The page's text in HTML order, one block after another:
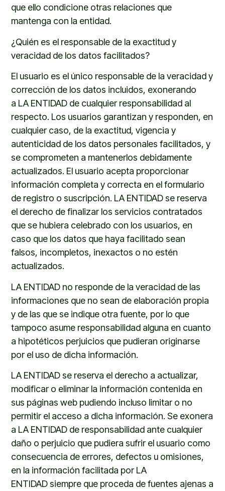
que ello condicione otras relaciones que
mantenga con la entidad.
¿Quién es el responsable de la exactitud y
veracidad de los datos facilitados?
El usuario es el único responsable de la veracidad y
corrección de los datos incluidos, exonerando
a LA ENTIDAD de cualquier responsabilidad al
respecto. Los usuarios garantizan y responden, en
cualquier caso, de la exactitud, vigencia y
autenticidad de los datos personales facilitados, y
se comprometen a mantenerlos debidamente
actualizados. El usuario acepta proporcionar
información completa y correcta en el formulario
de registro o suscripción. LA ENTIDADse reserva
el derecho de finalizar los servicios contratados
que se hubiera celebrado con los usuarios, en
caso que los datos que haya facilitado sean
falsos, incompletos, inexactos o no estén
actualizados.
LA ENTIDAD no responde de la veracidad de las
informaciones que no sean de elaboración propia
y de las que se indique otra fuente, por lo que
tampoco asume responsabilidad alguna en cuanto
a hipotéticos perjuicios que pudieran originarse
por el uso de dicha información.
LA ENTIDADse reserva el derecho a actualizar,
modificar o eliminar la información contenida en
sus páginas web pudiendo incluso limitar o no
permitir el acceso a dicha información. Se exonera
a LA ENTIDAD de responsabilidad ante cualquier
daño o perjuicio que pudiera sufrir el usuario como
consecuencia de errores, defectos u omisiones,
en la información facilitada por LA
ENTIDADsiempre que proceda de fuentes ajenas a